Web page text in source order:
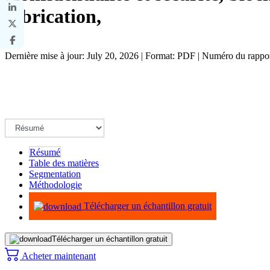
fabrication,
Dernière mise à jour: July 20, 2026 | Format: PDF | Numéro du
Résumé
Table des matières
Segmentation
Méthodologie
Infographie
Télécharger un échantillon gratuit
Télécharger un échantillon gratuit
Acheter maintenant